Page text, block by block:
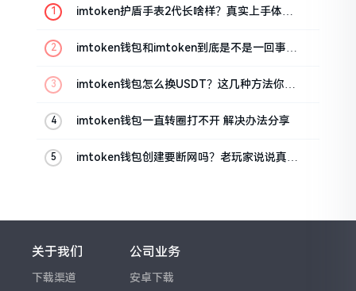
imtoken护盾手表2代长啥样？真实上手体验
imtoken钱包和imtoken到底是不是一回事？
imtoken钱包怎么换USDT？这几种方法你得
imtoken钱包一直转圈打不开 解决办法分享
imtoken钱包创建要断网吗？老玩家说说真实
关于我们
下载渠道
公司业务
安卓下载